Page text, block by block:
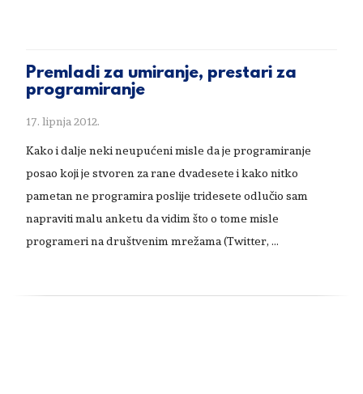
Premladi za umiranje, prestari za
programiranje
17. lipnja 2012.
Kako i dalje neki neupućeni misle da je programiranje
posao koji je stvoren za rane dvadesete i kako nitko
pametan ne programira poslije tridesete odlučio sam
napraviti malu anketu da vidim što o tome misle
programeri na društvenim mrežama (Twitter, …